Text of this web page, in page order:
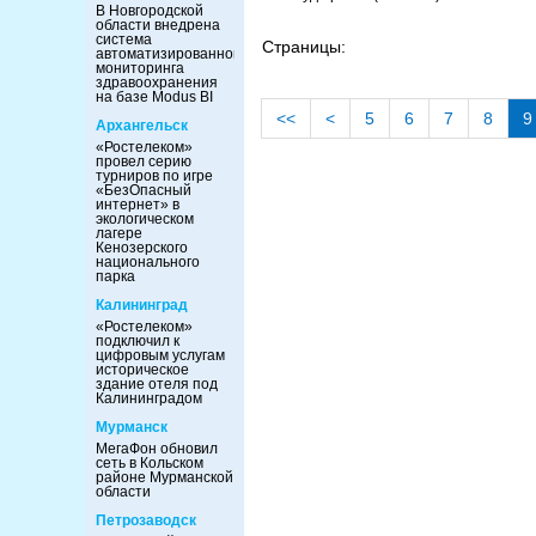
В Новгородской
области внедрена
система
автоматизированного
мониторинга
здравоохранения
на базе Modus BI
Архангельск
«Ростелеком»
провел серию
турниров по игре
«БезОпасный
интернет» в
экологическом
лагере
Кенозерского
национального
парка
Калининград
«Ростелеком»
подключил к
цифровым услугам
историческое
здание отеля под
Калининградом
Мурманск
МегаФон обновил
сеть в Кольском
районе Мурманской
области
Петрозаводск
Страницы:
<< < 5 6 7 8 9